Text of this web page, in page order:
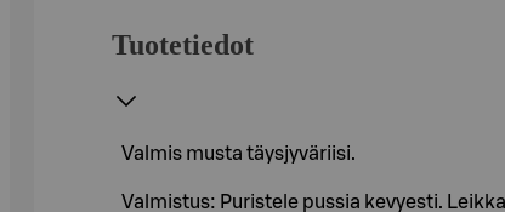
Tuotetiedot
Valmis musta täysjyväriisi.
Valmistus: Puristele pussia kevyesti.